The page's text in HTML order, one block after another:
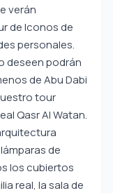
verán
de Iconos de
personales.
deseen podrán
de Abu Dabi
tour
Qasr Al Watan.
de
los cubiertos
real, la sala de